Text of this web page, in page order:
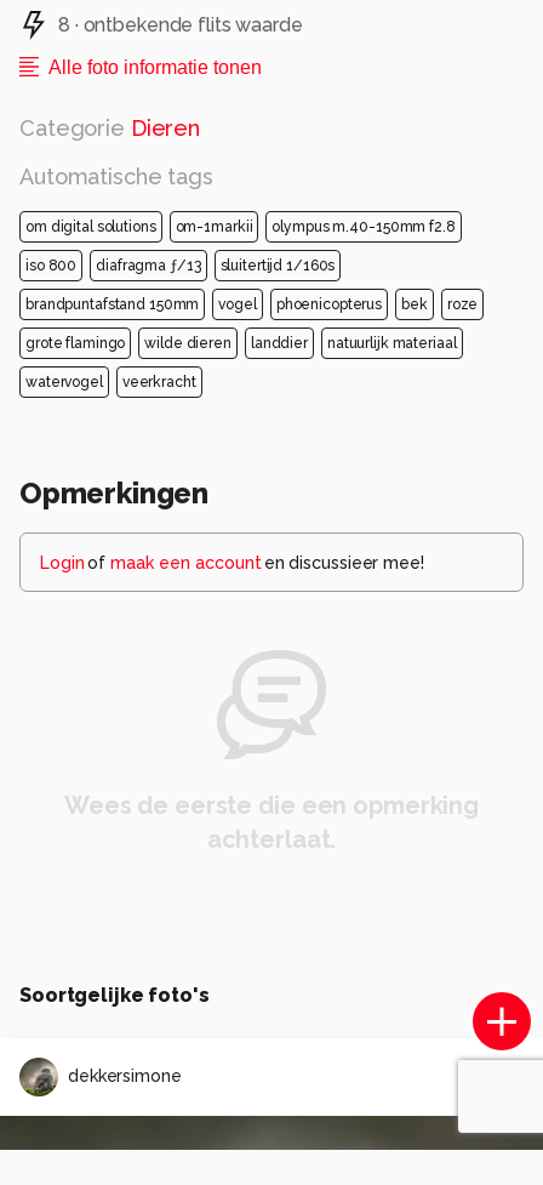
8 · ontbekende flits waarde
Alle foto informatie tonen
Categorie Dieren
Automatische tags
om digital solutions om-1markii olympus m.40-150mm f2.8
iso 800 diafragma ƒ/13 sluitertijd 1/160s
brandpuntafstand 150mm vogel phoenicopterus bek roze
grote flamingo wilde dieren landdier natuurlijk materiaal
watervogel veerkracht
Opmerkingen
Loginof maak een account en discussieer mee!
Wees de eerste die een opmerking
achterlaat.
Soortgelijke foto's
dekkersimone